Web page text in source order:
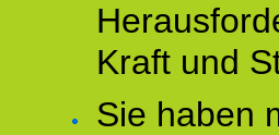
Kraft und
Sie haben